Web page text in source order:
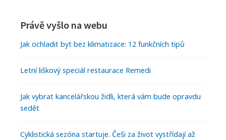
Právě vyšlo na webu
Jak ochladit byt bez klimatizace: 12 funkčních tipů
Letní liškový speciál restaurace Remedi
Jak vybrat kancelářskou židli, která vám bude opravdu
sedět
Cyklistická sezóna startuje. Češi za život vystřídají až